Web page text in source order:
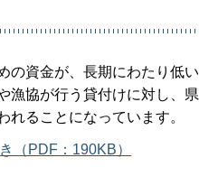
の資金が、長期にわたり低
漁協が行う貸付けに対し、
れることになっています。
（PDF：190KB）